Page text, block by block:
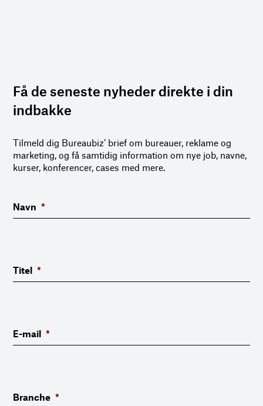
Få de seneste nyheder direkte i din
indbakke
Tilmeld dig Bureaubiz’ brief om bureauer, reklame og
marketing, og få samtidig information om nye job, navne,
kurser, konferencer, cases med mere.
Navn *
Titel *
E-mail *
Branche *